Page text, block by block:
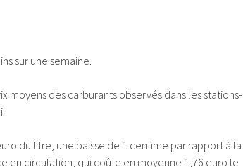
sur une semaine.
moyens des carburants observés dans les stations-
du litre, une baisse de 1 centime par rapport à la
en circulation, qui coûte en moyenne 1,76 euro le